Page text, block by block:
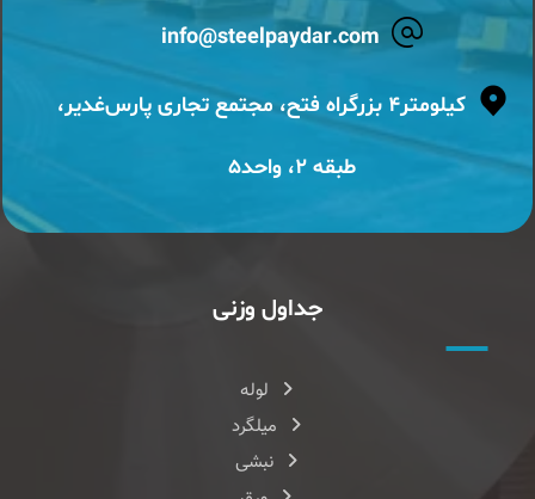
info@steelpaydar.com
کیلومتر۴ بزرگراه فتح، مجتمع تجاری پارس‌غدیر،
طبقه ۲، واحد۵
جداول وزنی
لوله
میلگرد
نبشی